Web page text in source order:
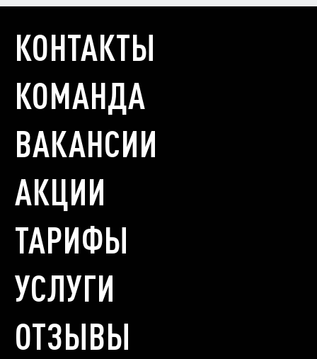
КОНТАКТЫ
КОМАНДА
ВАКАНСИИ
АКЦИИ
ТАРИФЫ
УСЛУГИ
ОТЗЫВЫ